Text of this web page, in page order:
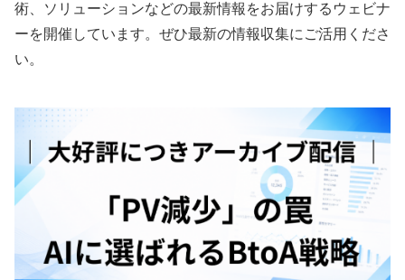
術、ソリューションなどの最新情報をお届けするウェビナ
ーを開催しています。ぜひ最新の情報収集にご活用くださ
い。